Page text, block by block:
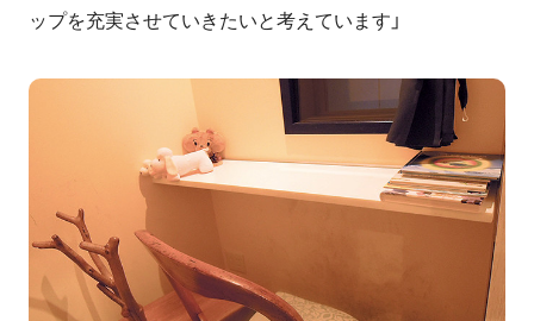
ップを充実させていきたいと考えています」